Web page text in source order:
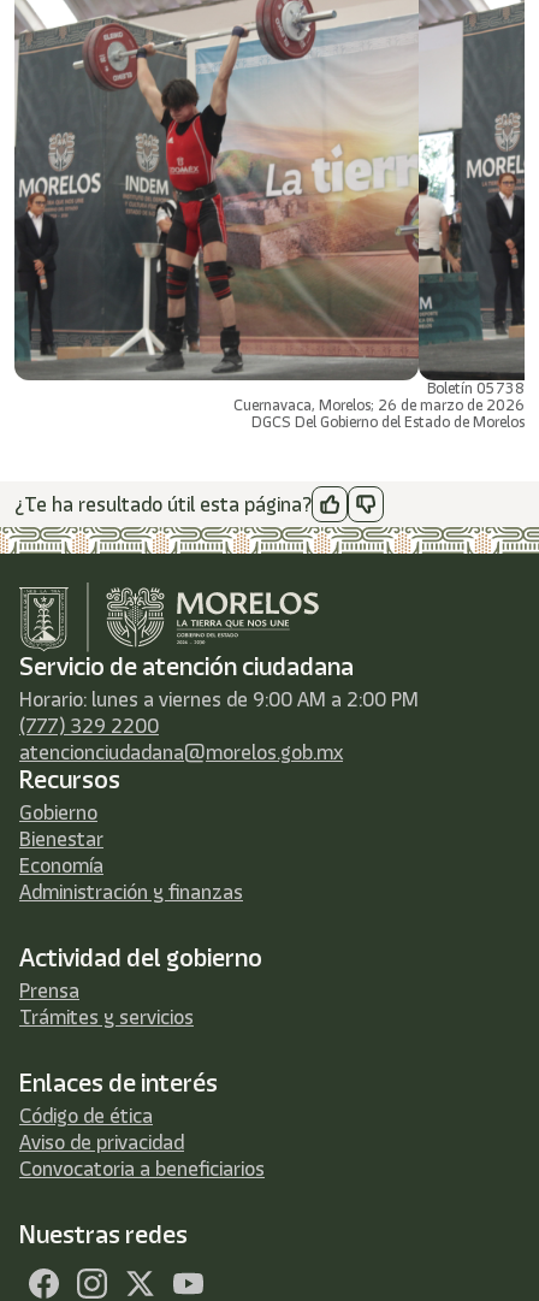
Boletín 05738
Cuernavaca, Morelos; 26 de marzo de 2026
DGCS Del Gobierno del Estado de Morelos
¿Te ha resultado útil esta página?
Servicio de atención ciudadana
Horario: lunes a viernes de 9:00 AM a 2:00 PM
(777) 329 2200
atencionciudadana@morelos.gob.mx
Recursos
Gobierno
Bienestar
Economía
Administración y finanzas
Actividad del gobierno
Prensa
Trámites y servicios
Enlaces de interés
Código de ética
Aviso de privacidad
Convocatoria a beneficiarios
Nuestras redes